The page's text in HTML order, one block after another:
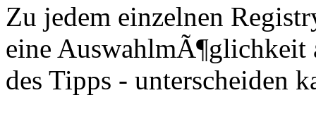
Zu jedem einzelnen
eine AuswahlmÃ¶glichkeit
des Tipps - unterscheiden